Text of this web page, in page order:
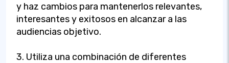
y haz cambios para mantenerlos relevantes,
interesantes y exitosos en alcanzar a las
audiencias objetivo.
3. Utiliza una combinación de diferentes